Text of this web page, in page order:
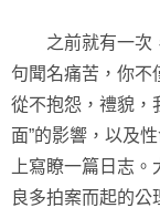
之前就有一次，
句聞名痛苦，你不
從不抱怨，禮貌，
面”的影響，以及
上寫瞭一篇日志
良多拍案而起的